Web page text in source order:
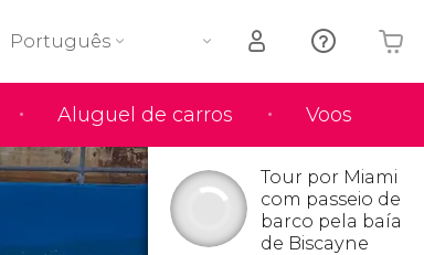
Aluguel de carros Voos
Português
O seu carrinho está vazio
Tour por Miami
com passeio de
barco pela baía
de Biscayne